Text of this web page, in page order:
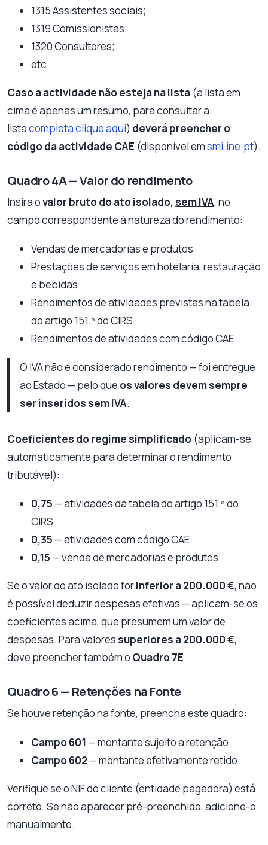
1315 Assistentes sociais;
1319 Comissionistas;
1320 Consultores;
etc
Caso a actividade não esteja na lista (a lista em
cima é apenas um resumo, para consultar a
listacompleta clique aqui) deverá preencher o
código da actividade CAE (disponível emsmi.ine.pt).
Quadro 4A — Valor do rendimento
Insira ovalor bruto do ato isolado, sem IVA, no
campo correspondente à natureza do rendimento:
Vendas de mercadorias e produtos
Prestações de serviços em hotelaria, restauração
e bebidas
Rendimentos de atividades previstas na tabela
do artigo 151.º do CIRS
Rendimentos de atividades com código CAE
O IVA não é considerado rendimento — foi entregue
ao Estado — pelo que os valores devem sempre
ser inseridos sem IVA.
Coeficientes do regime simplificado (aplicam-se
automaticamente para determinar o rendimento
tributável):
0,75 — atividades da tabela do artigo 151.º do
CIRS
0,35 — atividades com código CAE
0,15 — venda de mercadorias e produtos
Se o valor do ato isolado forinferior a 200.000 €, não
é possível deduzir despesas efetivas — aplicam-se os
coeficientes acima, que presumem um valor de
despesas. Para valores superiores a 200.000 €,
deve preencher também o Quadro 7E.
Quadro 6 — Retenções na Fonte
Se houve retenção na fonte, preencha este quadro:
Campo 601 — montante sujeito a retenção
Campo 602— montante efetivamente retido
Verifique se o NIF do cliente (entidade pagadora) está
correto. Se não aparecer pré-preenchido, adicione-o
manualmente.